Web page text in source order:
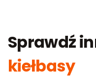
Sprawdź
kiełbasy